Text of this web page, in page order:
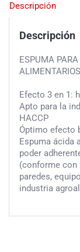
Descripción
Descripción
ESPUMA
ALIMENTARIOS
Efecto 3 en 1:
Apto para la
HACCP
Óptimo efecto
Espuma ácida
poder
(conforme con
paredes,
industria